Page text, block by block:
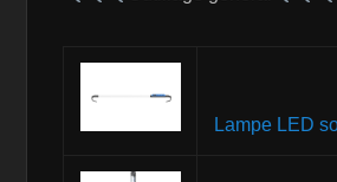
Lampe LED